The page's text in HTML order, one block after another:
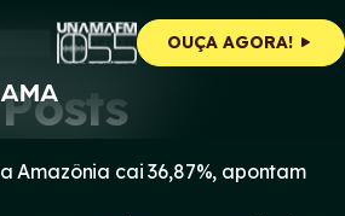
OUÇA AGORA!
Pesquisar
Amazônia cai 36,87%, apontam